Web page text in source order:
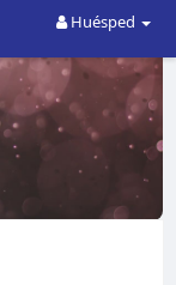
Huésped